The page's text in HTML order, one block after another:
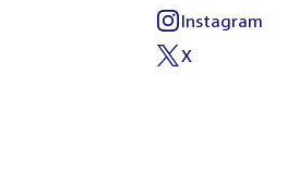
External
link:
Instagram
External
X